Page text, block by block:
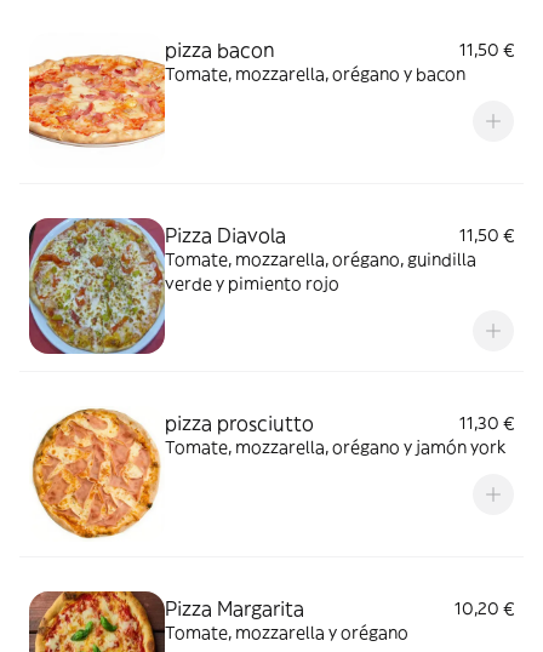
pizza bacon
11,50 €
Tomate, mozzarella, orégano y bacon
Pizza Diavola
11,50 €
Tomate, mozzarella, orégano, guindilla
verde y pimiento rojo
pizza prosciutto
11,30 €
Tomate, mozzarella, orégano y jamón york
Pizza Margarita
10,20 €
Tomate, mozzarella y orégano